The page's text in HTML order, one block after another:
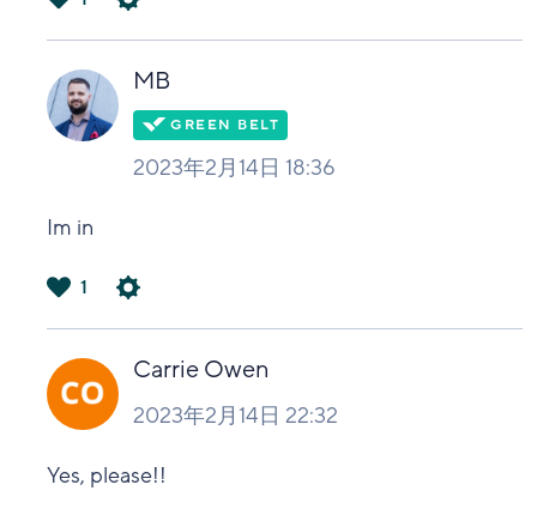
い
MB
2023年2月14日 18:36
Im in
い
1
Carrie Owen
2023年2月14日 22:32
Yes, please!!